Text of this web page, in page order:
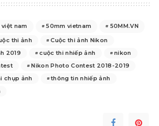
nam 50mm vietnam
50MM.VN
thi ảnh
Cuộc thi ảnh Nikon
2019
cuộc thi nhiếp ảnh
nikon
Nikon Photo Contest 2018-2019
chụp ảnh
thông tin nhiếp ảnh